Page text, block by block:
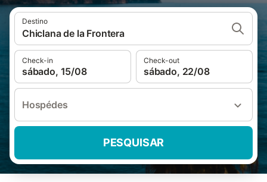
Destino
Chiclana de la Frontera
Check-in
sábado, 15/08
Check-out
sábado, 22/08
Hospédes
PESQUISAR